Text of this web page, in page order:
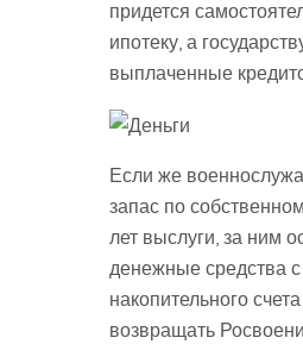
придется
ипотеку, а
выплаченные
Если же
запас по
лет выслуги, за ним
денежные средства
накопительного
возвращать